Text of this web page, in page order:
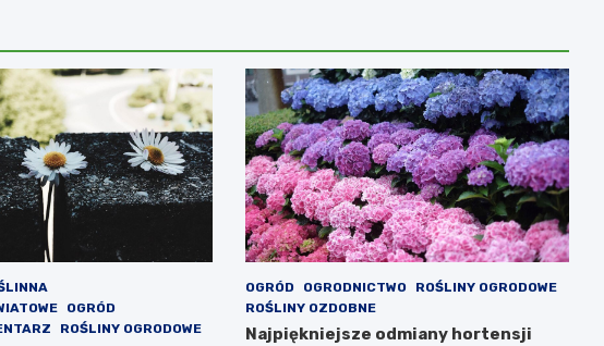
OGRÓD
ROŚLINY OGRODOWE
OGRÓD OGRODNICTWO
ROŚLINY OGRODOWE
ROŚLINY OZDOBNE
Najpiękniejsze odmiany hortensji